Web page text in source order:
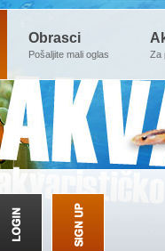
Obrasci
Pošaljite mali oglas Za